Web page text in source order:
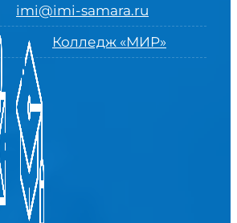
imi@imi-samara.ru
Колледж «МИР»